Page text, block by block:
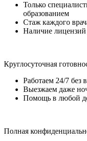
Только
образованием
Стаж каждого
Наличие лицензий
Круглосуточная
Работаем 24/7 без
Выезжаем даже
Помощь в любой
Полная